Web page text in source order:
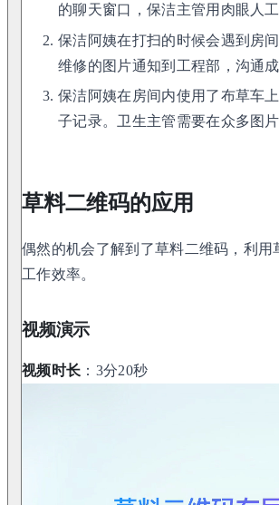
的聊天窗口，保洁主管用肉眼人
保洁阿姨在打扫的时候会遇到房
维修的图片通知到工程部，沟通成
保洁阿姨在房间内使用了布草车
子记录。卫生主管需要在众多图
草料二维码的应用
偶然的机会了解到了草料二维码，利用
工作效率。
视频演示
视频时长 ：3分20秒